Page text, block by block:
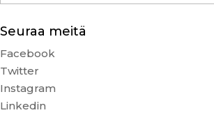
Seuraa meitä
Facebook
Twitter
Instagram
Linkedin